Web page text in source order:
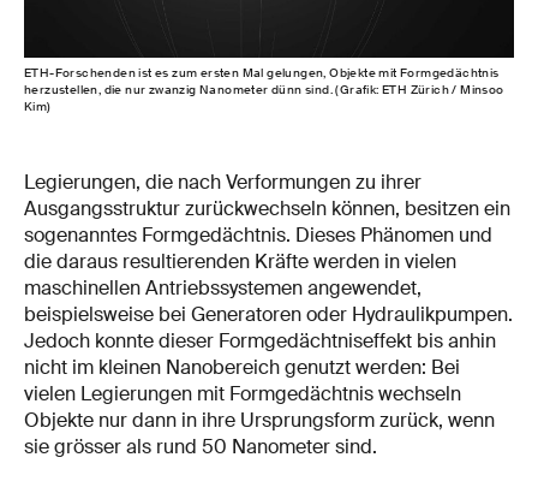
ETH-​Forschenden ist es zum ersten Mal gelungen, Objekte mit Formgedächtnis
herzustellen, die nur zwanzig Nanometer dünn sind. (Grafik: ETH Zürich / Minsoo
Kim)
Legierungen, die nach Verformungen zu ihrer
Ausgangsstruktur zurückwechseln können, besitzen ein
sogenanntes Formgedächtnis. Dieses Phänomen und
die daraus resultierenden Kräfte werden in vielen
maschinellen Antriebssystemen angewendet,
beispielsweise bei Generatoren oder Hydraulikpumpen.
Jedoch konnte dieser Formgedächtniseffekt bis anhin
nicht im kleinen Nanobereich genutzt werden: Bei
vielen Legierungen mit Formgedächtnis wechseln
Objekte nur dann in ihre Ursprungsform zurück, wenn
sie grösser als rund 50 Nanometer sind.